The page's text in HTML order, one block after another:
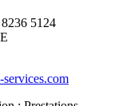
5124